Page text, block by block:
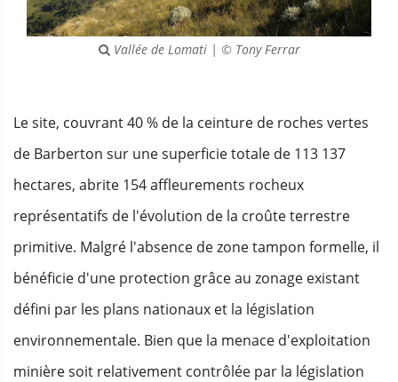
Vallée de Lomati | © Tony Ferrar
Le site, couvrant 40 % de la ceinture de roches vertes
de Barberton sur une superficie totale de 113 137
hectares, abrite 154 affleurements rocheux
représentatifs de l'évolution de la croûte terrestre
primitive. Malgré l'absence de zone tampon formelle, il
bénéficie d'une protection grâce au zonage existant
défini par les plans nationaux et la législation
environnementale. Bien que la menace d'exploitation
minière soit relativement contrôlée par la législation